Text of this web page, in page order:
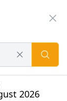
2026